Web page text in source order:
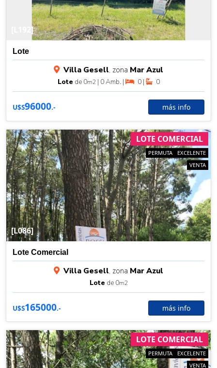
[L192]
Lote
Villa Gesell, zona Mar Azul
Lote de 0m2 | 0 Amb. | 0 | 0
U$S96000.- más info
[L086]
LOTE COMERCIAL
EXCELENTE
PERMUTA
VENTA
Lote Comercial
Villa Gesell, zona Mar Azul
Lote de 0m2
U$S165000.- más info
LOTE COMERCIAL
EXCELENTE
PERMUTA
VENTA